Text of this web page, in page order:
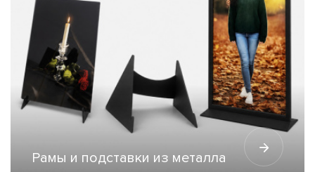
Рамы и подставки из металла